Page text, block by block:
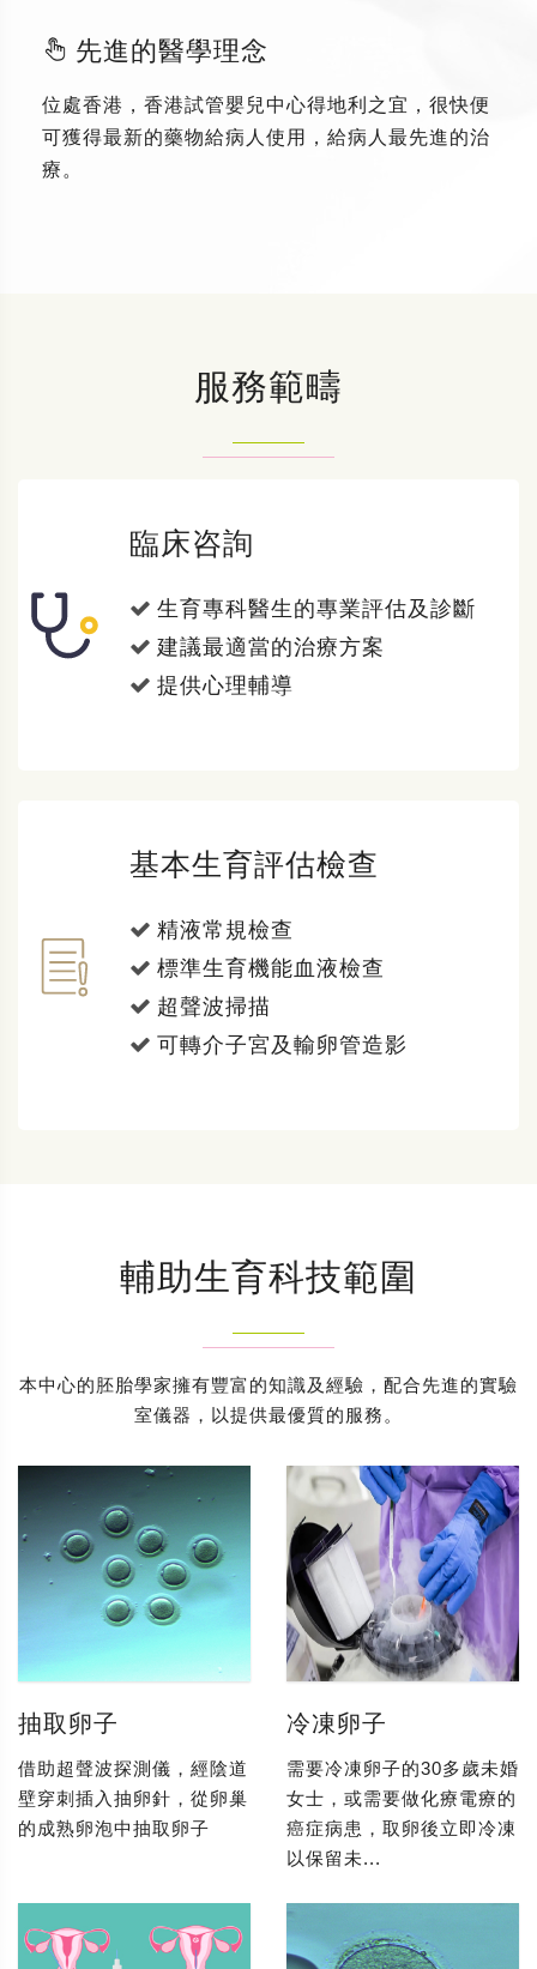
先進的醫學理念
位處香港，香港試管嬰兒中心得地利之宜，很快便
可獲得最新的藥物給病人使用，給病人最先進的治
療。
服務範疇
臨床咨詢
生育專科醫生的專業評估及診斷
建議最適當的治療方案
提供心理輔導
基本生育評估檢查
精液常規檢查
標準生育機能血液檢查
超聲波掃描
可轉介子宮及輸卵管造影
輔助生育科技範圍
本中心的胚胎學家擁有豐富的知識及經驗，配合先進的實驗
室儀器，以提供最優質的服務。
抽取卵子
借助超聲波探測儀，經陰道
壁穿刺插入抽卵針，從卵巢
的成熟卵泡中抽取卵子
冷凍卵子
需要冷凍卵子的30多歲未婚
女士，或需要做化療電療的
癌症病患，取卵後立即冷凍
以保留未...